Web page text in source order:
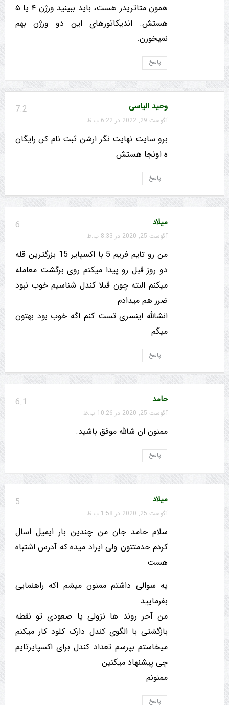
همون متاتریدر هست، باید ببینید ورژن ۴ یا ۵
هستش. اندیکاتورهای این دو ورژن بهم
نمیخورن.
پاسخ
7.2 وحید الیاسی
آگوست 29, 2022 در 6:22 ب.ظ
برو سایت نهایت نگر ارشن ثبت نام کن رایگان
ه اونجا هستش
پاسخ
6 میلاد
آگوست 25, 2020 در 8:33 ب.ظ
من رو تایم فریم 5 با اکسپایر 15 بزرگترین قله
دو روز قبل رو پیدا میکنم روی برگشت معامله
میکنم البته چون قبلا کندل شناسیم خوب نبود
ضرر هم میدادم
انشالله اینسری تست کنم اگه خوب بود بهتون
میگم
پاسخ
6.1 حامد
آگوست 25, 2020 در 10:26 ب.ظ
ممنون ان شالله موفق باشید.
پاسخ
5 میلاد
آگوست 25, 2020 در 1:58 ب.ظ
سلام حامد جان من چندین بار ایمیل اسال
کردم خدمتتون ولی ایراد میده که آدرس اشتباه
هست
یه سوالی داشتم ممنون میشم اکه راهنمایی
بفرمایید
من آخر روند ها نزولی یا صعودی تو نقطه
بازگشتی با الگوی کندل دارک کلود کار میکنم
میخاستم بپرسم تعداد کندل برای اکسپایرتایم
چی پیشنهاد میکنین
ممنونم
پاسخ